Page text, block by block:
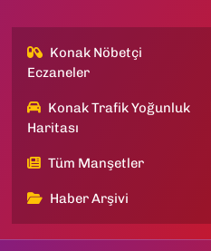
Konak Nöbetçi
Eczaneler
Konak Trafik Yoğunluk
Haritası
Tüm Manşetler
Haber Arşivi